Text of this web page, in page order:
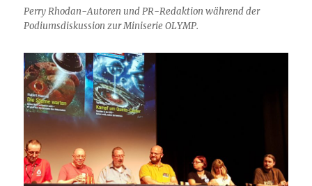
Perry Rhodan-Autoren und PR-Redaktion während der
Podiumsdiskussion zur Miniserie OLYMP.